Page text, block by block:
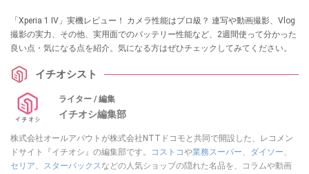
「Xperia 1 IV」実機レビュー！ カメラ性能はプロ級？ 連写や動画撮影、Vlog
撮影の実力、その他、実用面でのバッテリー性能など、2週間使って分かった
良い点・気になる点を紹介。気になる方はぜひチェックしてみてください。
イチオシスト
ライター / 編集
イチオシ編集部
株式会社オールアバウトが株式会社NTTドコモと共同で開設した、レコメン
ドサイト『イチオシ』の編集部です。
コストコや業務スーパー、 ダイソー、
セリア、 スターバックスなどの人気ショップの隠れた名品を、コラムや動画